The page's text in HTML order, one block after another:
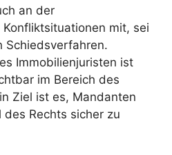
an der
Konfliktsituationen mit, sei
Schiedsverfahren.
Immobilienjuristen ist
im Bereich des
Ziel ist es, Mandanten
Rechts sicher zu